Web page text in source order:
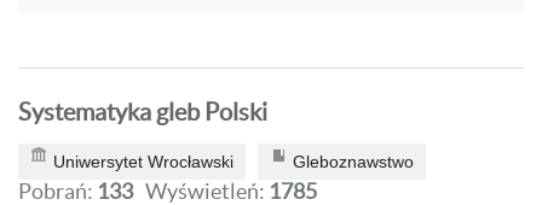
Systematyka gleb Polski
Uniwersytet Wrocławski Gleboznawstwo
Pobrań: 133 Wyświetleń: 1785